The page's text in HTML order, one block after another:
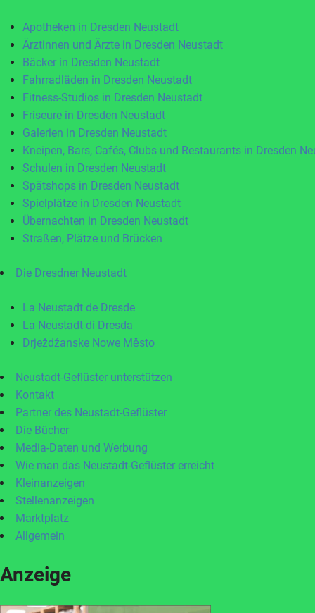
Apotheken in Dresden Neustadt
Ärztinnen und Ärzte in Dresden Neustadt
Bäcker in Dresden Neustadt
Fahrradläden in Dresden Neustadt
Fitness-Studios in Dresden Neustadt
Friseure in Dresden Neustadt
Galerien in Dresden Neustadt
Kneipen, Bars, Cafés, Clubs und Restaurants in Dresden
Schulen in Dresden Neustadt
Spätshops in Dresden Neustadt
Spielplätze in Dresden Neustadt
Übernachten in Dresden Neustadt
Straßen, Plätze und Brücken
Die Dresdner Neustadt
La Neustadt de Dresde
La Neustadt di Dresda
Drježdźanske Nowe Město
Neustadt-Geflüster unterstützen
Kontakt
Partner des Neustadt-Geflüster
Die Bücher
Media-Daten und Werbung
Wie man das Neustadt-Geflüster erreicht
Kleinanzeigen
Stellenanzeigen
Marktplatz
Allgemein
Anzeige